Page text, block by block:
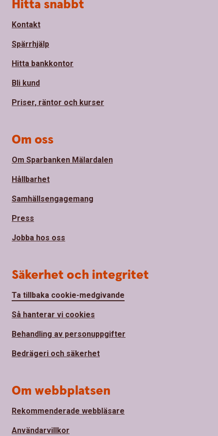
Hitta snabbt
Kontakt
Spärrhjälp
Hitta bankkontor
Bli kund
Priser, räntor och kurser
Om oss
Om Sparbanken Mälardalen
Hållbarhet
Samhällsengagemang
Press
Jobba hos oss
Säkerhet och integritet
Ta tillbaka cookie-medgivande
Så hanterar vi cookies
Behandling av personuppgifter
Bedrägeri och säkerhet
Om webbplatsen
Rekommenderade webbläsare
Användarvillkor